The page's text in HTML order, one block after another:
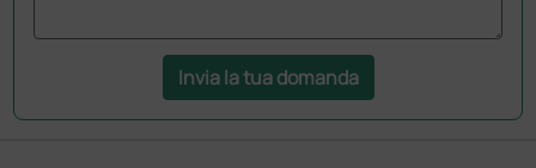
Invia la tua domanda